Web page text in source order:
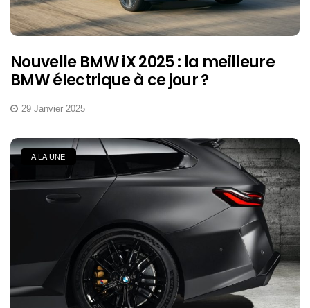
Nouvelle BMW iX 2025 : la meilleure
BMW électrique à ce jour ?
29 Janvier 2025
A LA UNE